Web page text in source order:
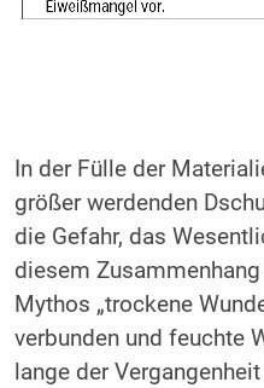
In der Fülle der
größer werdenden
die Gefahr, das
diesem
Mythos „trockene
verbunden und feuchte
lange der